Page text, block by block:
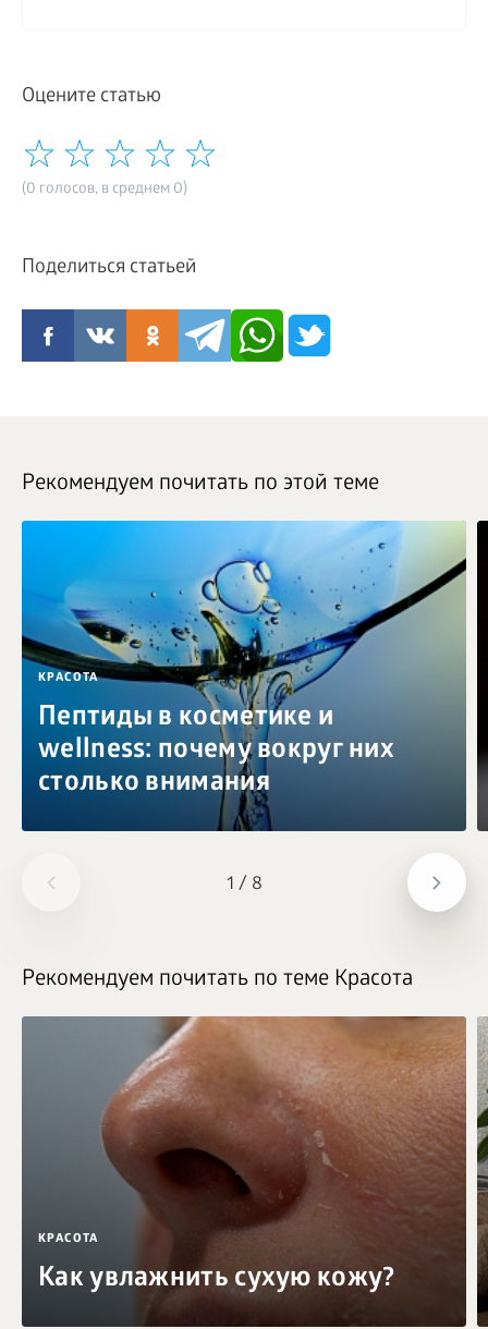
Оцените статью
(0 голосов, в среднем 0)
Поделиться статьей
1 / 8
Рекомендуем почитать по этой теме
КРАСОТА
Пептиды в косметике и
wellness: почему вокруг них
столько внимания
Рекомендуем почитать по теме Красота
КРАСОТА
Как увлажнить сухую кожу?